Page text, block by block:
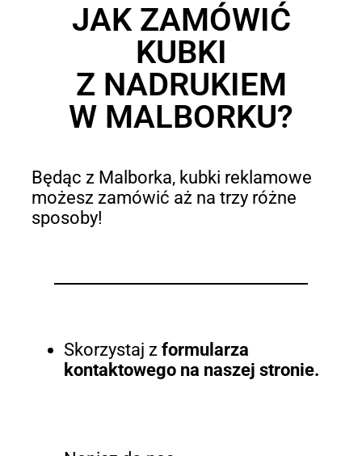
JAK ZAMÓWIĆ
KUBKI
Z NADRUKIEM
W MALBORKU?
Będąc z Malborka, kubki reklamowe
możesz zamówić aż na trzy różne
sposoby!
Skorzystaj z formularza
kontaktowego na naszej stronie.